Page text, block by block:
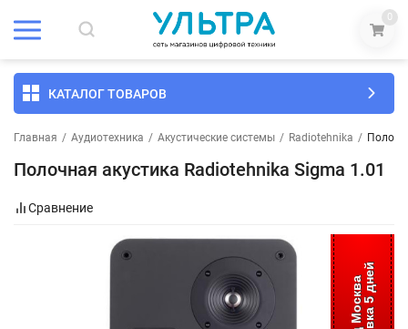
0
КАТАЛОГ ТОВАРОВ
Главная / Аудиотехника / Акустические системы / Radiotehnika /
Полочная акустика Radiotehnika Sigma 1.01
Сравнение